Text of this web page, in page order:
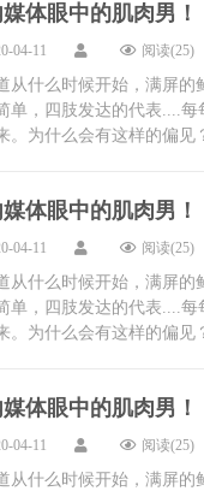
媒体眼中的肌肉男！
04-11 阅读(25)
从什么时候开始，满屏的
单，四肢发达的代表....
。为什么会有这样的偏见
媒体眼中的肌肉男！
04-11 阅读(25)
从什么时候开始，满屏的
单，四肢发达的代表....
。为什么会有这样的偏见
媒体眼中的肌肉男！
04-11 阅读(25)
从什么时候开始，满屏的